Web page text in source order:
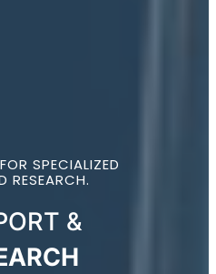
SPECIALIZED
RESEARCH.
&